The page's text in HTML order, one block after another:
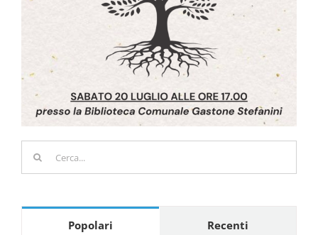
Cerca
per:
Popolari Recenti